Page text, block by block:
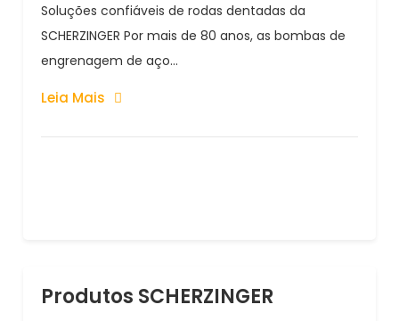
Soluções confiáveis ​​de rodas dentadas da
SCHERZINGER Por mais de 80 anos, as bombas de
engrenagem de aço...
Leia Mais
Produtos SCHERZINGER